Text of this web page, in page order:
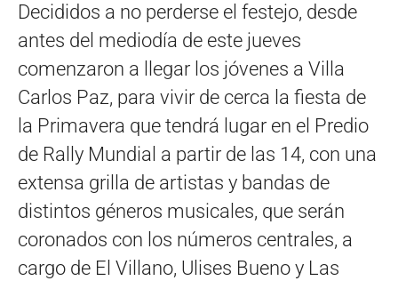
Decididos a no perderse el festejo, desde
antes del mediodía de este jueves
comenzaron a llegar los jóvenes a Villa
Carlos Paz, para vivir de cerca la fiesta de
la Primavera que tendrá lugar en el Predio
de Rally Mundial a partir de las 14, con una
extensa grilla de artistas y bandas de
distintos géneros musicales, que serán
coronados con los números centrales, a
cargo de El Villano, Ulises Bueno y Las